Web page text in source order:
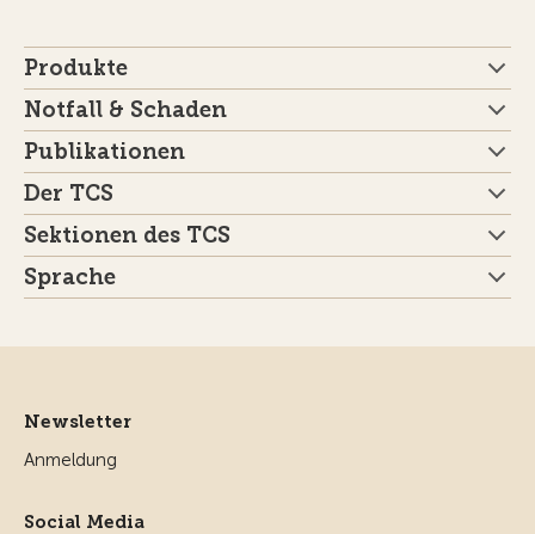
Produkte
Notfall & Schaden
Publikationen
Der TCS
Sektionen des TCS
Sprache
Newsletter
Anmeldung
Social Media